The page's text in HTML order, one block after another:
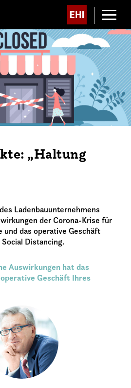
„Haltung
Ladenbauunternehmens
der Corona-Krise für
und das operative Geschäft
Distancing.
Auswirkungen hat das
Geschäft Ihres